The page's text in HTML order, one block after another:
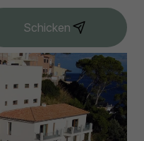
Schicken